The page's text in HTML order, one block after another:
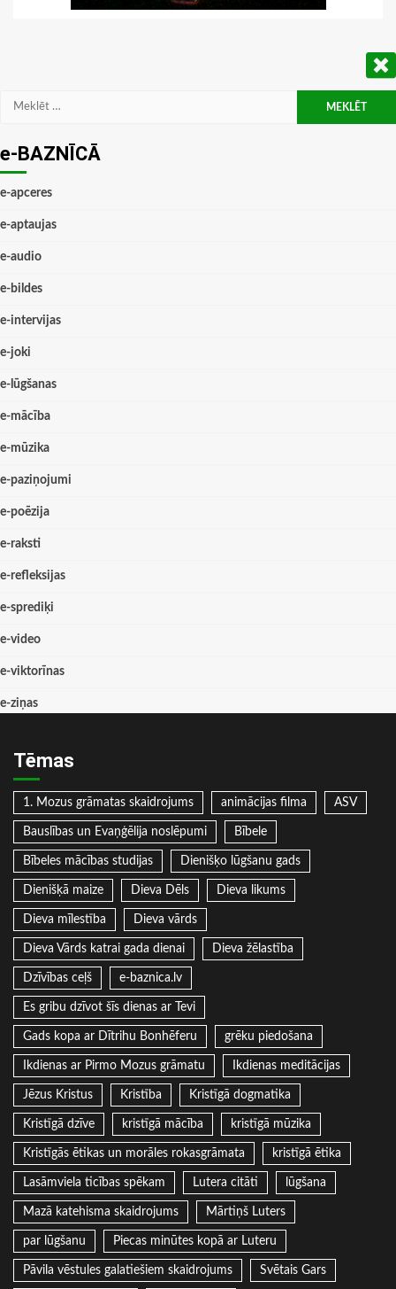
Meklēt:
e-BAZNĪCĀ
e-apceres
e-aptaujas
e-audio
e-bildes
e-intervijas
e-joki
e-lūgšanas
e-mācība
e-mūzika
e-paziņojumi
e-poēzija
e-raksti
e-refleksijas
e-sprediķi
e-video
e-viktorīnas
e-ziņas
Tēmas
1. Mozus grāmatas skaidrojums animācijas filma ASV
Bauslības un Evaņģēlija noslēpumi Bībele
Bībeles mācības studijas Dienišķo lūgšanu gads
Dienišķā maize Dieva Dēls Dieva likums
Dieva mīlestība Dieva vārds
Dieva Vārds katrai gada dienai Dieva žēlastība
Dzīvības ceļš e-baznica.lv
Es gribu dzīvot šīs dienas ar Tevi
Gads kopa ar Dītrihu Bonhēferu grēku piedošana
Ikdienas ar Pirmo Mozus grāmatu Ikdienas meditācijas
Jēzus Kristus Kristība Kristīgā dogmatika
Kristīgā dzīve kristīgā mācība kristīgā mūzika
Kristīgās ētikas un morāles rokasgrāmata kristīgā ētika
Lasāmviela ticības spēkam Lutera citāti lūgšana
Mazā katehisma skaidrojums Mārtiņš Luters
par lūgšanu Piecas minūtes kopā ar Luteru
Pāvila vēstules galatiešiem skaidrojums Svētais Gars